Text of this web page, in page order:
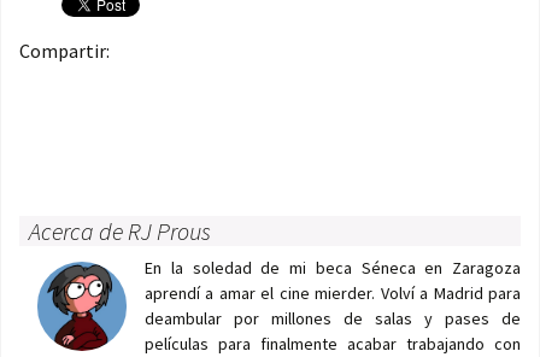
Compartir:
Acerca de RJ Prous
En la soledad de mi beca Séneca en Zaragoza
aprendí a amar el cine mierder. Volví a Madrid para
deambular por millones de salas y pases de
películas para finalmente acabar trabajando con